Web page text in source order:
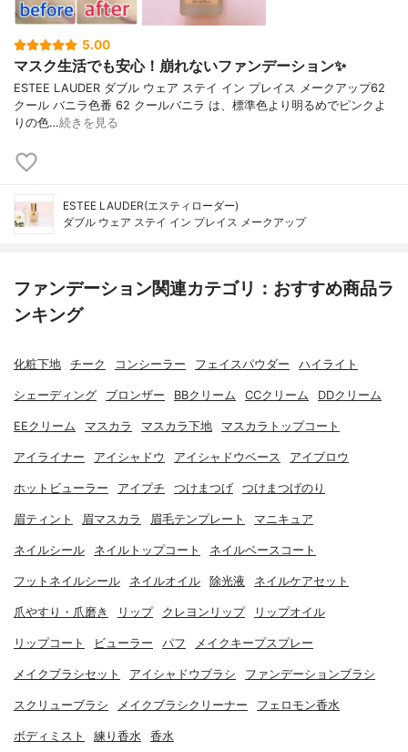
5.00
マスク生活でも安心！崩れないファンデーション✨
ESTEE LAUDER ダブル ウェア ステイ イン プレイス メークアップ62
クール バニラ色番 62 クールバニラ は、標準色より明るめでピンクよ
りの色…続きを見る
ESTEE LAUDER(エスティローダー)
ダブル ウェア ステイ イン プレイス メークアップ
ファンデーション関連カテゴリ：おすすめ商品ラ
ンキング
化粧下地 チーク コンシーラー フェイスパウダー ハイライト
シェーディング ブロンザー BBクリーム CCクリーム DDクリーム
EEクリーム マスカラ マスカラ下地 マスカラトップコート
アイライナー アイシャドウ アイシャドウベース アイブロウ
ホットビューラー アイプチ つけまつげ つけまつげのり
眉ティント 眉マスカラ 眉毛テンプレート マニキュア
ネイルシール ネイルトップコート ネイルベースコート
フットネイルシール ネイルオイル 除光液 ネイルケアセット
爪やすり・爪磨き リップ クレヨンリップ リップオイル
リップコート ビューラー パフ メイクキープスプレー
メイクブラシセット アイシャドウブラシ ファンデーションブラシ
スクリューブラシ メイクブラシクリーナー フェロモン香水
ボディミスト 練り香水 香水